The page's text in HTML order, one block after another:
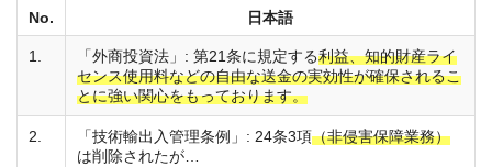
No. 日本語
1. 「外商投資法」: 第21条に規定する利益、知的財産ライ
センス使用料などの自由な送金の実効性が確保されるこ
とに強い関心をもっております。
2. 「技術輸出入管理条例」: 24条3項（非侵害保障業務）
は削除されたが…